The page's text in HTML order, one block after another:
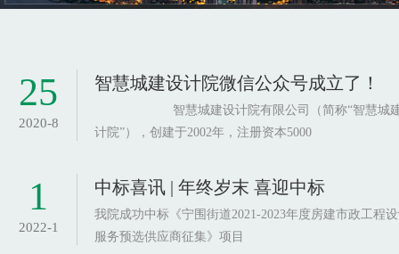
25
2020-8
智慧城建设计院微信公众号成立了！
智慧城建设计院有限公司（简称“智慧城
计院”），创建于2002年，注册资本5000
1
2022-1
中标喜讯 | 年终岁末 喜迎中标
我院成功中标《宁围街道2021-2023年度房建市政工程
服务预选供应商征集》项目